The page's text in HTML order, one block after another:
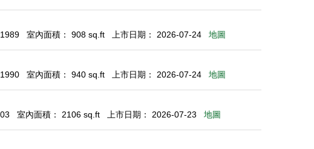
室內面積： 908 sq.ft 上市日期： 2026-07-24 地圖
室內面積： 940 sq.ft 上市日期： 2026-07-24 地圖
室內面積： 2106 sq.ft 上市日期： 2026-07-23 地圖